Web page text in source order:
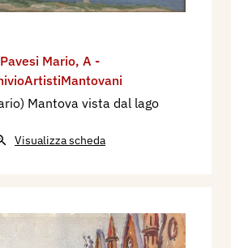
Pavesi Mario, A -
Mantova vista dal lago
Visualizza scheda